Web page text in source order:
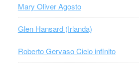
Mary Oliver Agosto
Glen Hansard (Irlanda)
Roberto Gervaso Cielo infinito